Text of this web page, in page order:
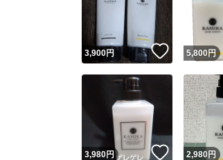
3,900円 いいね！
5,800円
3,980円 いいね！
2,980円